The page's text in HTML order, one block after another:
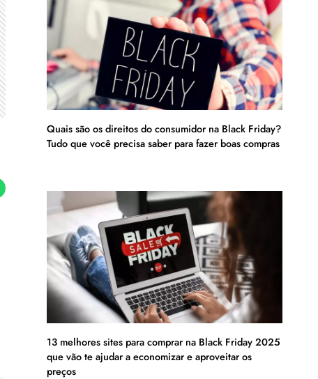
Quais são os direitos do consumidor na Black Friday?
Tudo que você precisa saber para fazer boas compras
13 melhores sites para comprar na Black Friday 2025
que vão te ajudar a economizar e aproveitar os
preços